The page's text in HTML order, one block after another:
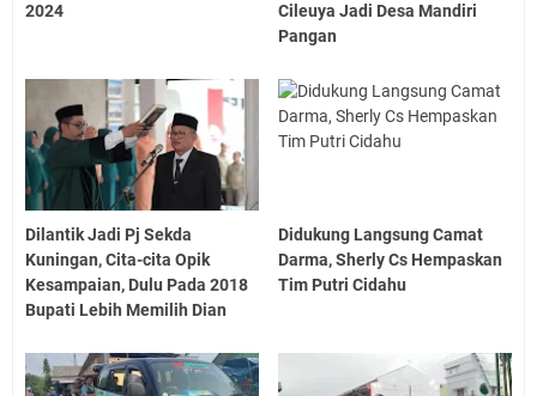
2024
Cileuya Jadi Desa Mandiri
Pangan
Dilantik Jadi Pj Sekda
Kuningan, Cita-cita Opik
Kesampaian, Dulu Pada 2018
Bupati Lebih Memilih Dian
Didukung Langsung Camat
Darma, Sherly Cs Hempaskan
Tim Putri Cidahu